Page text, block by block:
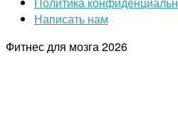
Написать нам
Фитнес для мозга2026